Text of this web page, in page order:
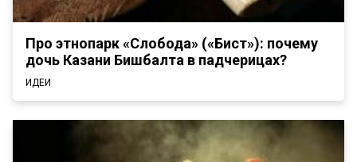
Про этнопарк «Слобода» («Бистә»): почему
дочь Казани Бишбалта в падчерицах?
ИДЕИ